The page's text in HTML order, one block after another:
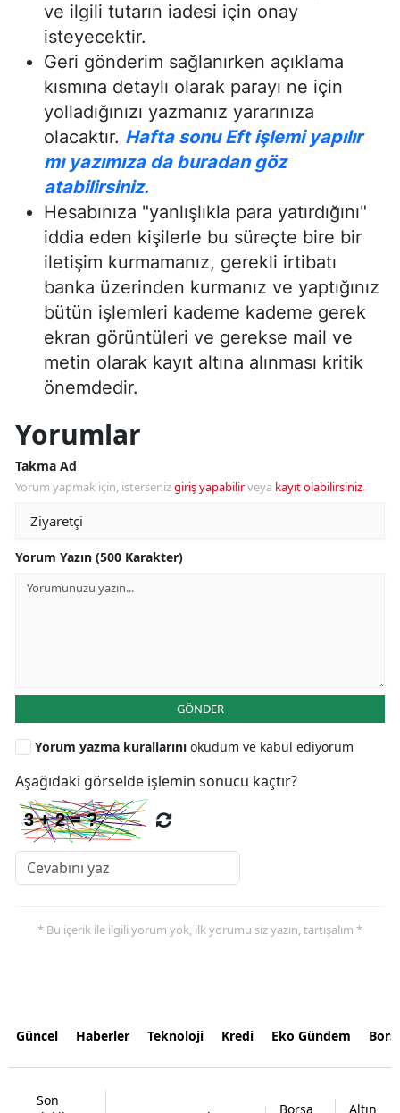
ve ilgili tutarın iadesi için onay
isteyecektir.
Geri gönderim sağlanırken açıklama
kısmına detaylı olarak parayı ne için
yolladığınızı yazmanız yararınıza
olacaktır. Hafta sonu Eft işlemi yapılır
mı yazımıza da buradan göz
atabilirsiniz.
Hesabınıza "yanlışlıkla para yatırdığını"
iddia eden kişilerle bu süreçte bire bir
iletişim kurmamanız, gerekli irtibatı
banka üzerinden kurmanız ve yaptığınız
bütün işlemleri kademe kademe gerek
ekran görüntüleri ve gerekse mail ve
metin olarak kayıt altına alınması kritik
önemdedir.
Yorumlar
Takma Ad
Yorum yapmak için, istersenizgiriş yapabilirveya kayıt olabilirsiniz.
Yorum Yazın (500 Karakter)
GÖNDER
Yorum yazma kurallarını okudum ve kabul ediyorum
Aşağıdaki görselde işlemin sonucu kaçtır?
* Bu içerik ile ilgili yorum yok, ilk yorumu siz yazın, tartışalım *
Güncel Haberler Teknoloji Kredi Eko Gündem
Son
Borsa Altın